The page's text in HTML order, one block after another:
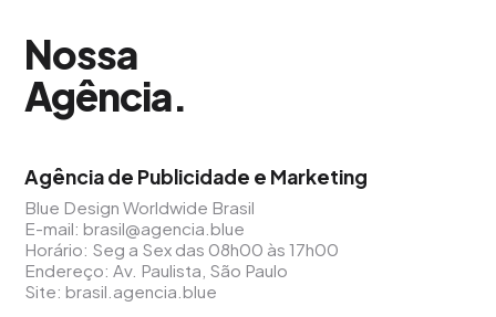
Nossa
Agência.
Agência de Publicidade e Marketing
Blue Design Worldwide Brasil
E-mail:brasil@agencia.blue
Horário: Seg a Sex das 08h00 às 17h00
Endereço: Av. Paulista, São Paulo
Site:brasil.agencia.blue